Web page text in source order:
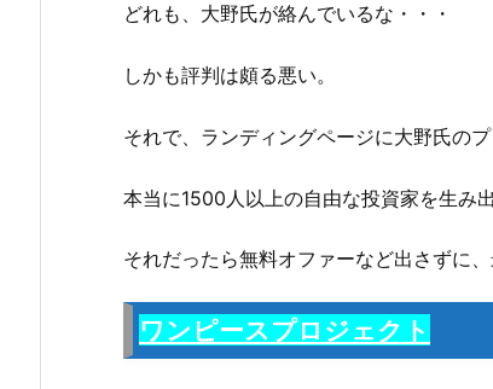
どれも、大野氏が絡んでいるな・・・
しかも評判は頗る悪い。
それで、ランディングページに大野氏の
本当に1500人以上の自由な投資家を生み
それだったら無料オファーなど出さずに
ワンピースプロジェクト